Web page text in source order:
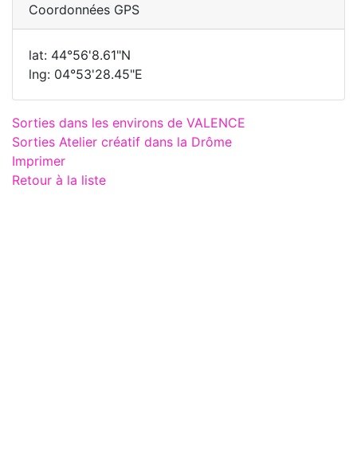
Coordonnées GPS
lat: 44°56'8.61"N
lng: 04°53'28.45"E
Sorties dans les environs de VALENCE
Sorties Atelier créatif dans la Drôme
Imprimer
Retour à la liste